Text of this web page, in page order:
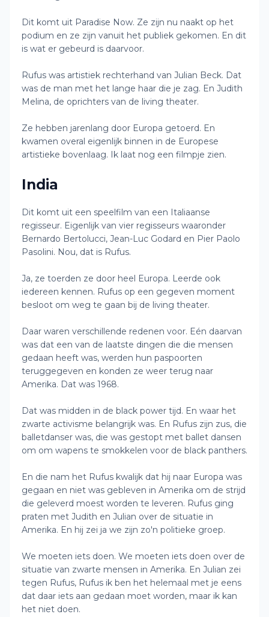
Dit komt uit Paradise Now. Ze zijn nu naakt op het
podium en ze zijn vanuit het publiek gekomen. En dit
is wat er gebeurd is daarvoor.
Rufus was artistiek rechterhand van Julian Beck. Dat
was de man met het lange haar die je zag. En Judith
Melina, de oprichters van de living theater.
Ze hebben jarenlang door Europa getoerd. En
kwamen overal eigenlijk binnen in de Europese
artistieke bovenlaag. Ik laat nog een filmpje zien.
India
Dit komt uit een speelfilm van een Italiaanse
regisseur. Eigenlijk van vier regisseurs waaronder
Bernardo Bertolucci, Jean-Luc Godard en Pier Paolo
Pasolini. Nou, dat is Rufus.
Ja, ze toerden ze door heel Europa. Leerde ook
iedereen kennen. Rufus op een gegeven moment
besloot om weg te gaan bij de living theater.
Daar waren verschillende redenen voor. Eén daarvan
was dat een van de laatste dingen die die mensen
gedaan heeft was, werden hun paspoorten
teruggegeven en konden ze weer terug naar
Amerika. Dat was 1968.
Dat was midden in de black power tijd. En waar het
zwarte activisme belangrijk was. En Rufus zijn zus, die
balletdanser was, die was gestopt met ballet dansen
om om wapens te smokkelen voor de black panthers.
En die nam het Rufus kwalijk dat hij naar Europa was
gegaan en niet was gebleven in Amerika om de strijd
die geleverd moest worden te leveren. Rufus ging
praten met Judith en Julian over de situatie in
Amerika. En hij zei ja we zijn zo'n politieke groep.
We moeten iets doen. We moeten iets doen over de
situatie van zwarte mensen in Amerika. En Julian zei
tegen Rufus, Rufus ik ben het helemaal met je eens
dat daar iets aan gedaan moet worden, maar ik kan
het niet doen.